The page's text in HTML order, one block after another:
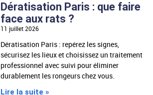
Dératisation Paris : que faire
face aux rats ?
11 juillet 2026
Dératisation Paris : repérez les signes,
sécurisez les lieux et choisissez un traitement
professionnel avec suivi pour éliminer
durablement les rongeurs chez vous.
Lire la suite »